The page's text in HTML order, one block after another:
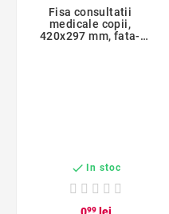
Fisa consultatii
medicale copii,
420x297 mm, fata-
 In stoc
99